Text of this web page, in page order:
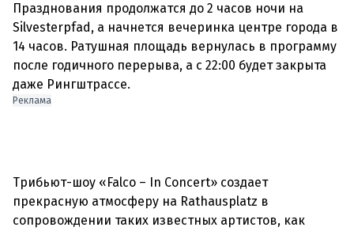
Празднования продолжатся до 2 часов ночи на
Silvesterpfad, а начнется вечеринка центре города в
14 часов. Ратушная площадь вернулась в программу
после годичного перерыва, а с 22:00 будет закрыта
Реклама
Трибьют-шоу «Falco – In Concert» создает
прекрасную атмосферу на Rathausplatz в
сопровождении таких известных артистов, как